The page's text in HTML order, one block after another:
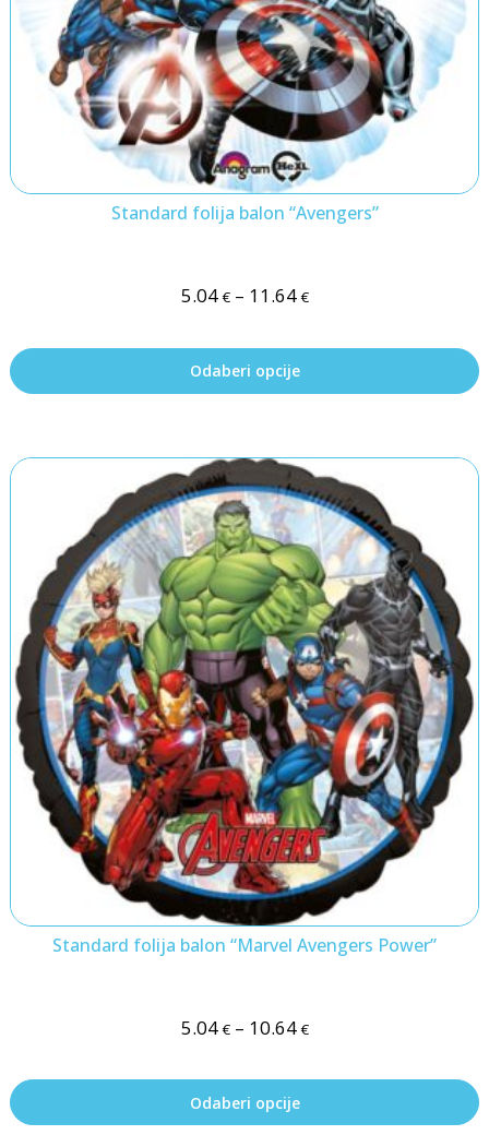
Standard folija balon “Avengers”
5.04€– 11.64€
Odaberi opcije
Standard folija balon “Marvel Avengers Power”
5.04€– 10.64€
Odaberi opcije